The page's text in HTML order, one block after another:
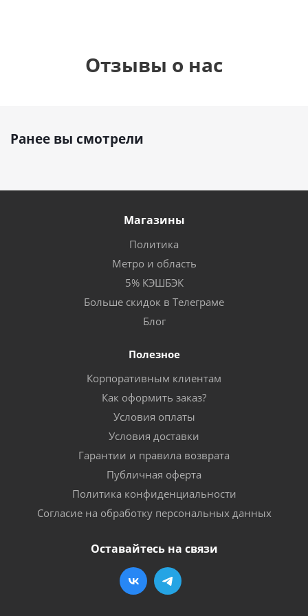
Отзывы о нас
Ранее вы смотрели
Магазины
Политика
Метро и область
5% КЭШБЭК
Больше скидок в Телеграме
Блог
Полезное
Корпоративным клиентам
Как оформить заказ?
Условия оплаты
Условия доставки
Гарантии и правила возврата
Публичная оферта
Политика конфиденциальности
Согласие на обработку персональных данных
Оставайтесь на связи